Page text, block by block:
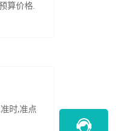
算价格.
时,准点